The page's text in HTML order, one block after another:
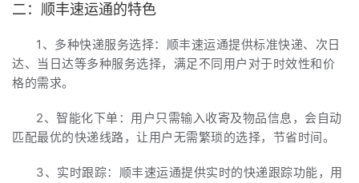
二：顺丰速运通的特色
1、多种快递服务选择：顺丰速运通提供标准快递、次日
达、当日达等多种服务选择，满足不同用户对于时效性和价
格的需求。
2、智能化下单：用户只需输入收寄及物品信息，会自动
匹配最优的快递线路，让用户无需繁琐的选择，节省时间。
3、实时跟踪：顺丰速运通提供实时的快递跟踪功能，用